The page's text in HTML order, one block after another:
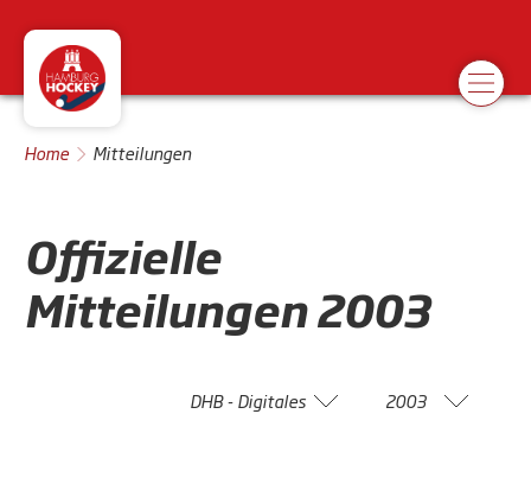
Home Mitteilungen
Offizielle
Mitteilungen2003
DHB - Digitales 2003